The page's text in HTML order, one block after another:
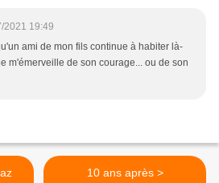
2021 19:49
ami de mon fils continue à habiter là-
m'émerveille de son courage... ou de son
10 ans après >